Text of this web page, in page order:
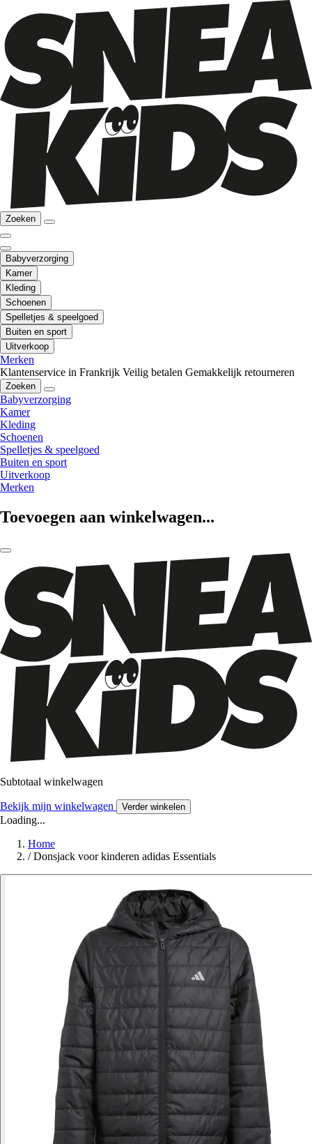
Zoeken
Babyverzorging
Kamer
Kleding
Schoenen
Spelletjes & speelgoed
Buiten en sport
Uitverkoop
Merken
Klantenservice in Frankrijk Veilig betalen Gemakkelijk retourneren
Zoeken
Babyverzorging
Kamer
Kleding
Schoenen
Spelletjes & speelgoed
Buiten en sport
Uitverkoop
Merken
Toevoegen aan winkelwagen...
Subtotaal winkelwagen
Bekijk mijn winkelwagen Verder winkelen
Loading...
Home
/ Donsjack voor kinderen adidas Essentials